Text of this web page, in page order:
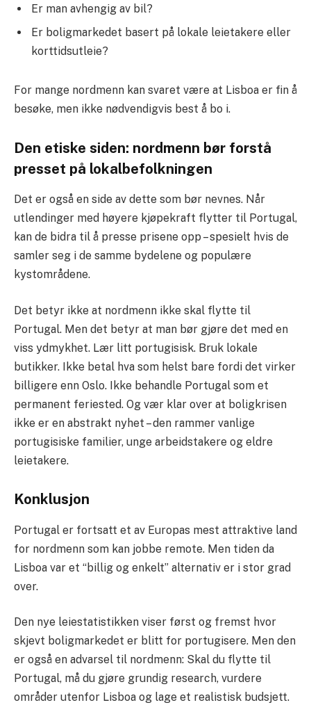
Er man avhengig av bil?
Er boligmarkedet basert på lokale leietakere eller
korttidsutleie?
For mange nordmenn kan svaret være at Lisboa er fin å
besøke, men ikke nødvendigvis best å bo i.
Den etiske siden: nordmenn bør forstå
presset på lokalbefolkningen
Det er også en side av dette som bør nevnes. Når
utlendinger med høyere kjøpekraft flytter til Portugal,
kan de bidra til å presse prisene opp – spesielt hvis de
samler seg i de samme bydelene og populære
kystområdene.
Det betyr ikke at nordmenn ikke skal flytte til
Portugal. Men det betyr at man bør gjøre det med en
viss ydmykhet. Lær litt portugisisk. Bruk lokale
butikker. Ikke betal hva som helst bare fordi det virker
billigere enn Oslo. Ikke behandle Portugal som et
permanent feriested. Og vær klar over at boligkrisen
ikke er en abstrakt nyhet – den rammer vanlige
portugisiske familier, unge arbeidstakere og eldre
leietakere.
Konklusjon
Portugal er fortsatt et av Europas mest attraktive land
for nordmenn som kan jobbe remote. Men tiden da
Lisboa var et “billig og enkelt” alternativ er i stor grad
over.
Den nye leiestatistikken viser først og fremst hvor
skjevt boligmarkedet er blitt for portugisere. Men den
er også en advarsel til nordmenn: Skal du flytte til
Portugal, må du gjøre grundig research, vurdere
områder utenfor Lisboa og lage et realistisk budsjett.